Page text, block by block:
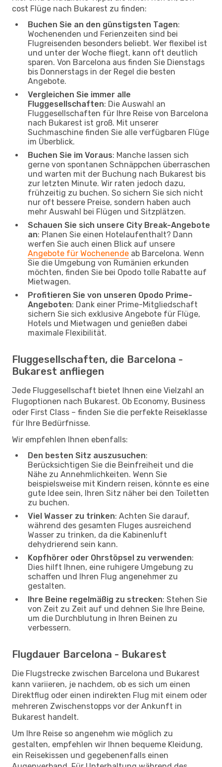
cost Flüge nach Bukarest zu finden:
Buchen Sie an den günstigsten Tagen:
Wochenenden und Ferienzeiten sind bei
Flugreisenden besonders beliebt. Wer flexibel ist
und unter der Woche fliegt, kann oft deutlich
sparen. Von Barcelona aus finden Sie Dienstags
bis Donnerstags in der Regel die besten
Angebote.
Vergleichen Sie immer alle
Fluggesellschaften: Die Auswahl an
Fluggesellschaften für Ihre Reise von Barcelona
nach Bukarest ist groß. Mit unserer
Suchmaschine finden Sie alle verfügbaren Flüge
im Überblick.
Buchen Sie im Voraus: Manche lassen sich
gerne von spontanen Schnäppchen überraschen
und warten mit der Buchung nach Bukarest bis
zur letzten Minute. Wir raten jedoch dazu,
frühzeitig zu buchen. So sichern Sie sich nicht
nur oft bessere Preise, sondern haben auch
mehr Auswahl bei Flügen und Sitzplätzen.
Schauen Sie sich unsere City Break-Angebote
an: Planen Sie einen Hotelaufenthalt? Dann
werfen Sie auch einen Blick auf unsere
Angebote für Wochenende ab Barcelona. Wenn
Sie die Umgebung von Rumänien erkunden
möchten, finden Sie bei Opodo tolle Rabatte auf
Mietwagen.
Profitieren Sie von unseren Opodo Prime-
Angeboten: Dank einer Prime-Mitgliedschaft
sichern Sie sich exklusive Angebote für Flüge,
Hotels und Mietwagen und genießen dabei
maximale Flexibilität.
Fluggesellschaften, die Barcelona -
Bukarest anfliegen
Jede Fluggesellschaft bietet Ihnen eine Vielzahl an
Flugoptionen nach Bukarest. Ob Economy, Business
oder First Class – finden Sie die perfekte Reiseklasse
für Ihre Bedürfnisse.
Wir empfehlen Ihnen ebenfalls:
Den besten Sitz auszusuchen:
Berücksichtigen Sie die Beinfreiheit und die
Nähe zu Annehmlichkeiten. Wenn Sie
beispielsweise mit Kindern reisen, könnte es eine
gute Idee sein, Ihren Sitz näher bei den Toiletten
zu buchen.
Viel Wasser zu trinken: Achten Sie darauf,
während des gesamten Fluges ausreichend
Wasser zu trinken, da die Kabinenluft
dehydrierend sein kann.
Kopfhörer oder Ohrstöpsel zu verwenden:
Dies hilft Ihnen, eine ruhigere Umgebung zu
schaffen und Ihren Flug angenehmer zu
gestalten.
Ihre Beine regelmäßig zu strecken: Stehen Sie
von Zeit zu Zeit auf und dehnen Sie Ihre Beine,
um die Durchblutung in Ihren Beinen zu
verbessern.
Flugdauer Barcelona - Bukarest
Die Flugstrecke zwischen Barcelona und Bukarest
kann variieren, je nachdem, ob es sich um einen
Direktflug oder einen indirekten Flug mit einem oder
mehreren Zwischenstopps vor der Ankunft in
Bukarest handelt.
Um Ihre Reise so angenehm wie möglich zu
gestalten, empfehlen wir Ihnen bequeme Kleidung,
ein Reisekissen und gegebenenfalls einen